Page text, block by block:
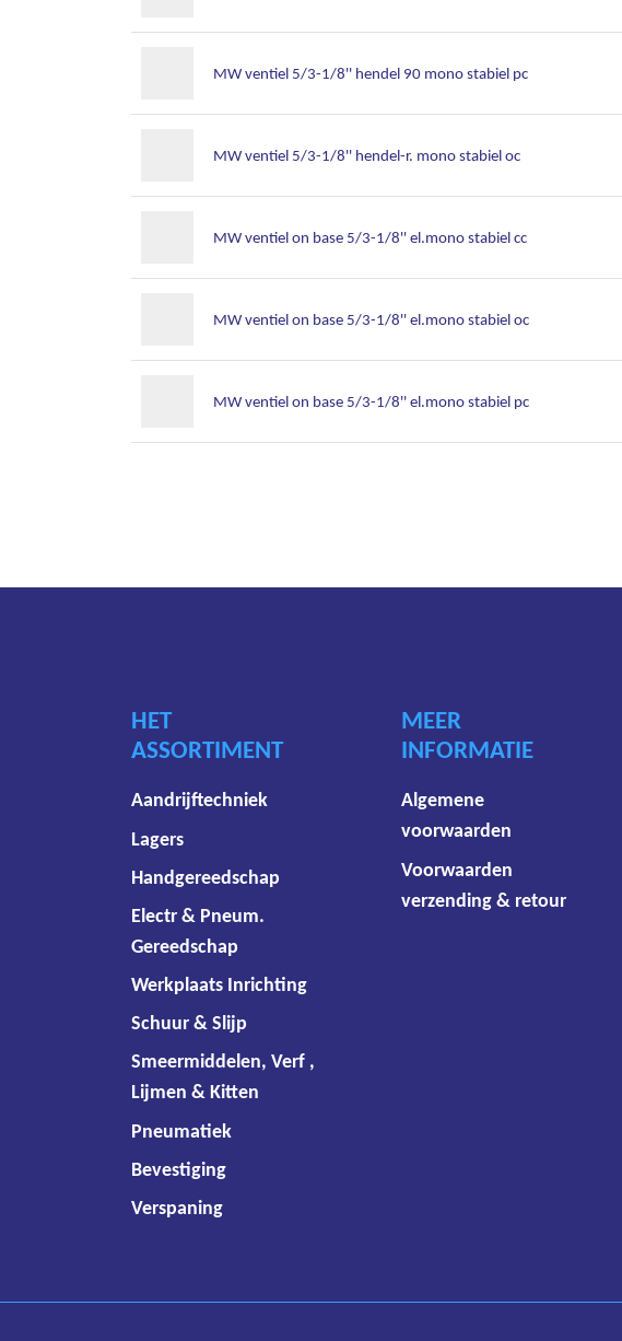
MW ventiel 5/3-1/8'' hendel 90 mono stabiel pc
MW ventiel 5/3-1/8'' hendel-r. mono stabiel oc
MW ventiel on base 5/3-1/8'' el.mono stabiel cc
MW ventiel on base 5/3-1/8'' el.mono stabiel oc
MW ventiel on base 5/3-1/8'' el.mono stabiel pc
HET
ASSORTIMENT
Aandrijftechniek
Lagers
Handgereedschap
Electr & Pneum.
Gereedschap
Werkplaats Inrichting
Schuur & Slijp
Smeermiddelen, Verf ,
Lijmen & Kitten
Pneumatiek
Bevestiging
Verspaning
MEER
INFORMATIE
Algemene
voorwaarden
Voorwaarden
verzending & retour